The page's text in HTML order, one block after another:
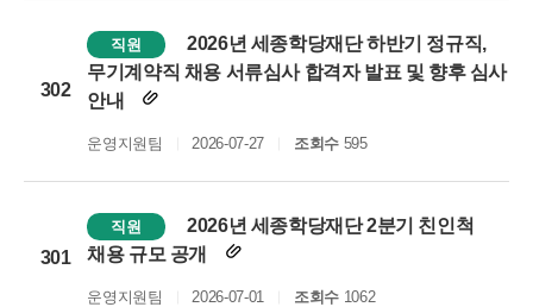
302
직원
2026년 세종학당재단 하반기 정규직,
무기계약직 채용 서류심사 합격자 발표 및 향후 심사
안내
운영지원팀 2026-07-27 조회수595
301
직원
2026년 세종학당재단 2분기 친인척
채용 규모 공개
운영지원팀 2026-07-01 조회수1062